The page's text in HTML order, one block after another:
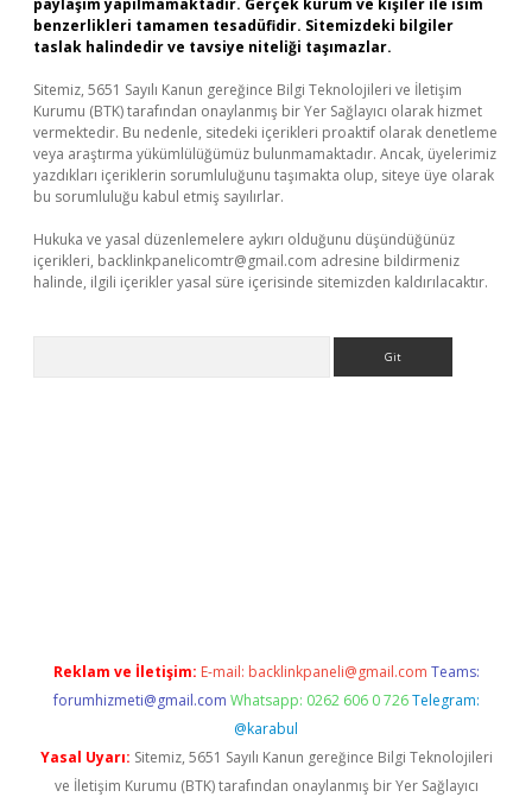
paylaşım yapılmamaktadır. Gerçek kurum ve kişiler ile isim
benzerlikleri tamamen tesadüfidir. Sitemizdeki bilgiler
taslak halindedir ve tavsiye niteliği taşımazlar.
Sitemiz, 5651 Sayılı Kanun gereğince Bilgi Teknolojileri ve İletişim
Kurumu (BTK) tarafından onaylanmış bir Yer Sağlayıcı olarak hizmet
vermektedir. Bu nedenle, sitedeki içerikleri proaktif olarak denetleme
veya araştırma yükümlülüğümüz bulunmamaktadır. Ancak, üyelerimiz
yazdıkları içeriklerin sorumluluğunu taşımakta olup, siteye üye olarak
bu sorumluluğu kabul etmiş sayılırlar.
Hukuka ve yasal düzenlemelere aykırı olduğunu düşündüğünüz
içerikleri, backlinkpanelicomtr@gmail.com adresine bildirmeniz
halinde, ilgili içerikler yasal süre içerisinde sitemizden kaldırılacaktır.
Reklam ve İletişim: E-mail: backlinkpaneli@gmail.com Teams:
forumhizmeti@gmail.com Whatsapp: 0262 606 0 726 Telegram:
@karabul
Yasal Uyarı: Sitemiz, 5651 Sayılı Kanun gereğince Bilgi Teknolojileri
ve İletişim Kurumu (BTK) tarafından onaylanmış bir Yer Sağlayıcı